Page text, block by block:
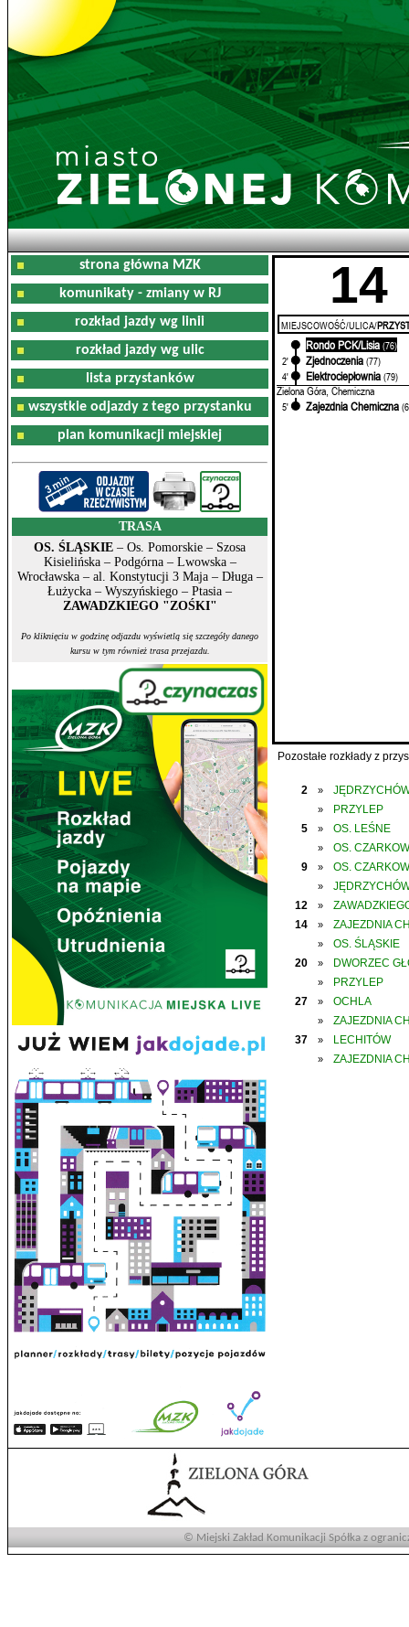
strona główna MZK
komunikaty - zmiany w RJ
rozkład jazdy wg linii
rozkład jazdy wg ulic
lista przystanków
wszystkie odjazdy z tego przystanku
plan komunikacji miejskiej
TRASA
OS. ŚLĄSKIE – Os. Pomorskie – Szosa
Kisielińska – Podgórna – Lwowska –
Wrocławska – al. Konstytucji 3 Maja – Długa –
Łużycka – Wyszyńskiego – Ptasia –
ZAWADZKIEGO "ZOŚKI"
Po kliknięciu w godzinę odjazdu wyświetlą się szczegóły danego
kursu w tym również trasa przejazdu.
14
MIEJSCOWOŚĆ/ULICA/
Rondo PCK/Lisia (76)
2'
Zjednoczenia (77)
4'
Elektrociepłownia (79)
Zielona Góra, Chemiczna
5' Zajezdnia Chemiczna
Pozostałe rozkłady z
2 »
»
PRZYLEP
5
» OS. LEŚNE
»
OS.
9
» OS.
»
12
»
14
» ZAJEZDNIA
»
OS. ŚLĄSKIE
20
» DWORZEC
»
PRZYLEP
27
» OCHLA
»
ZAJEZDNIA
37
» LECHITÓW
» ZAJEZDNIA
© Miejski Zakład Komunikacji Spółka z